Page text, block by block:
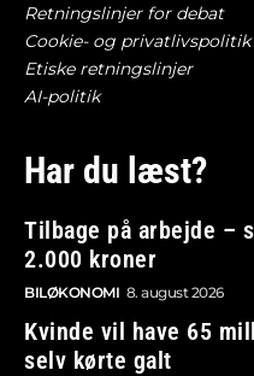
Retningslinjer for debat
Cookie- og privatlivspolitik
Etiske retningslinjer
AI-politik
Har du læst?
Tilbage på arbejde –
2.000 kroner
BILØKONOMI 8. august 2026
Kvinde vil have 65
selv kørte galt